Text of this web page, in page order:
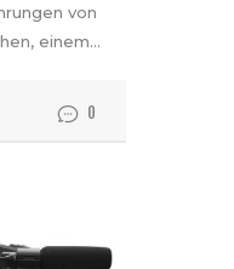
von
einem…
0